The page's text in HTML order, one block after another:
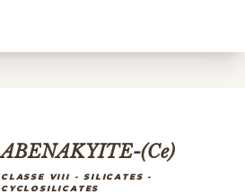
ABENAKYITE-(Ce)
CLASSE VIII - SILICATES -
CYCLOSILICATES